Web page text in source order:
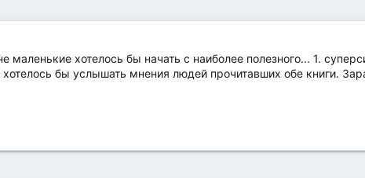
маленькие хотелось бы начать с наиболее полезного... 1.
бы услышать мнения людей прочитавших обе книги.